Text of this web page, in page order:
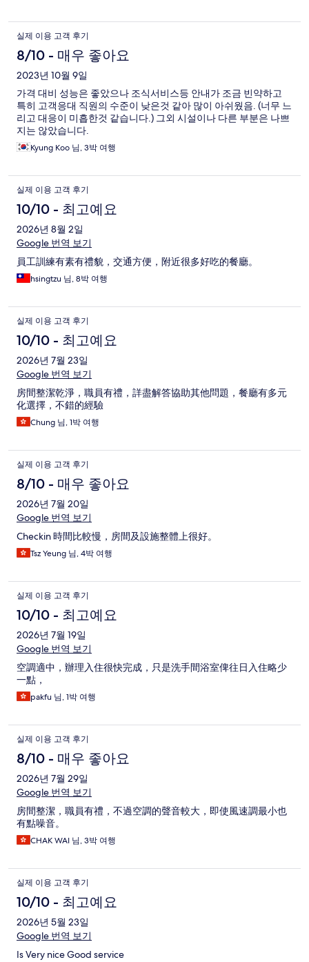
실제 이용 고객 후기
8/10 - 매우 좋아요
2023년 10월 9일
가격 대비 성능은 좋았으나 조식서비스등 안내가 조금 빈약하고
특히 고객응대 직원의 수준이 낮은것 같아 많이 아쉬웠음. (너무 느
리고 대응이 미흡한것 같습니다.) 그외 시설이나 다른 부분은 나쁘
지는 않았습니다.
Kyung Koo 님, 3박 여행
실제 이용 고객 후기
10/10 - 최고예요
2026년 8월 2일
Google 번역 보기
員工訓練有素有禮貌，交通方便，附近很多好吃的餐廳。
hsingtzu 님, 8박 여행
실제 이용 고객 후기
10/10 - 최고예요
2026년 7월 23일
Google 번역 보기
房間整潔乾淨，職員有禮，詳盡解答協助其他問題，餐廳有多元
化選擇，不錯的經驗
Chung 님, 1박 여행
실제 이용 고객 후기
8/10 - 매우 좋아요
2026년 7월 20일
Google 번역 보기
Checkin 時間比較慢，房間及設施整體上很好。
Tsz Yeung 님, 4박 여행
실제 이용 고객 후기
10/10 - 최고예요
2026년 7월 19일
Google 번역 보기
空調適中，辦理入住很快完成，只是洗手間浴室俾往日入住略少
一點，
pakfu 님, 1박 여행
실제 이용 고객 후기
8/10 - 매우 좋아요
2026년 7월 29일
Google 번역 보기
房間整潔，職員有禮，不過空調的聲音較大，即使風速調最小也
有點噪音。
CHAK WAI 님, 3박 여행
실제 이용 고객 후기
10/10 - 최고예요
2026년 5월 23일
Google 번역 보기
Is Very nice Good service